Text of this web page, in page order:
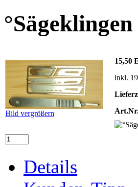
Bild vergrößern
15,50
inkl.
Details